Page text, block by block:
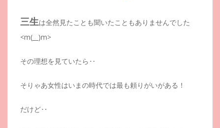
三生は全然見たことも聞いたこともありませんでした
<m(__)m>
その理想を見ていたら‥
そりゃあ女性はいまの時代では最も頼りがいがある！
だけど‥